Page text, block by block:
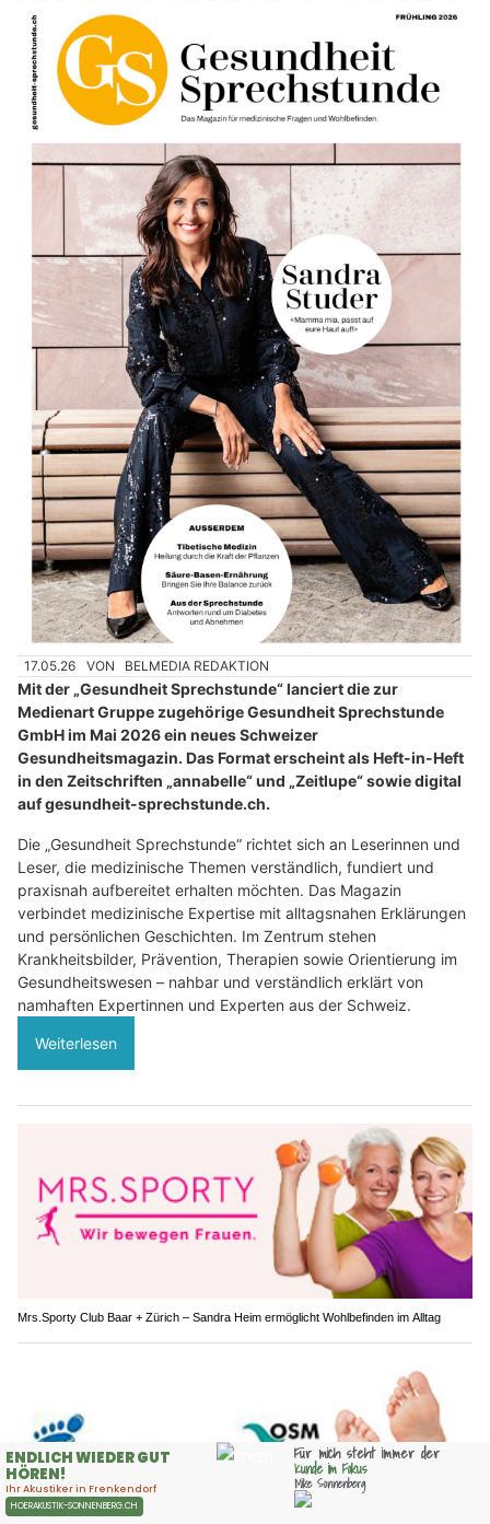
17.05.26 VON BELMEDIA REDAKTION
Mit der „Gesundheit Sprechstunde“ lanciert die zur
Medienart Gruppe zugehörige Gesundheit Sprechstunde
GmbH im Mai 2026 ein neues Schweizer
Gesundheitsmagazin. Das Format erscheint als Heft-in-Heft
in den Zeitschriften „annabelle“ und „Zeitlupe“ sowie digital
auf gesundheit-sprechstunde.ch.
Die „Gesundheit Sprechstunde“ richtet sich an Leserinnen und
Leser, die medizinische Themen verständlich, fundiert und
praxisnah aufbereitet erhalten möchten. Das Magazin
verbindet medizinische Expertise mit alltagsnahen Erklärungen
und persönlichen Geschichten. Im Zentrum stehen
Krankheitsbilder, Prävention, Therapien sowie Orientierung im
Gesundheitswesen – nahbar und verständlich erklärt von
namhaften Expertinnen und Experten aus der Schweiz.
Weiterlesen
Mrs.Sporty Club Baar + Zürich – Sandra Heim ermöglicht Wohlbefinden im Alltag